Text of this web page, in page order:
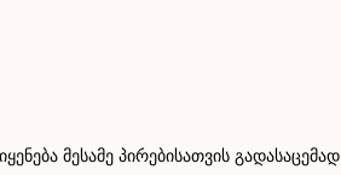
მესამე პირებისათვის გადასაცემად